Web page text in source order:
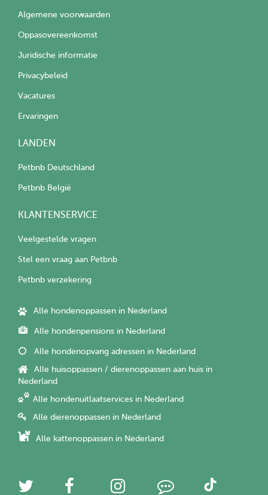
Algemene voorwaarden
Oppasovereenkomst
Juridische informatie
Privacybeleid
Vacatures
Ervaringen
LANDEN
Petbnb Deutschland
Petbnb België
KLANTENSERVICE
Veelgestelde vragen
Stel een vraag aan Petbnb
Petbnb verzekering
Alle hondenoppassen in Nederland
Alle hondenpensions in Nederland
Alle hondenopvang adressen in Nederland
Alle huisoppassen / dierenoppassen aan huis in
Nederland
Alle hondenuitlaatservices in Nederland
Alle dierenoppassen in Nederland
Alle kattenoppassen in Nederland